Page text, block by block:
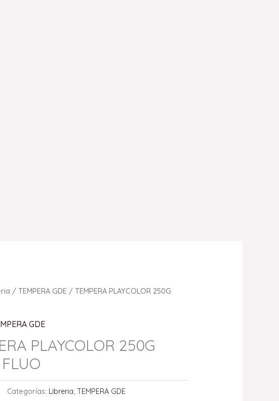
/TEMPERA GDE / TEMPERA PLAYCOLOR 250G
GDE
PLAYCOLOR 250G
Categorías: Libreria,TEMPERA GDE